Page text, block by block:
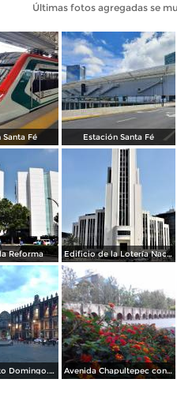
Últimas fotos agregadas se
Fé Estación Santa Fé
Reforma Edificio de la Lotería Nacional
Plaza de Santo Domingo. Julio/208 Avenida Chapultepec con el acueducto. Julio/2018